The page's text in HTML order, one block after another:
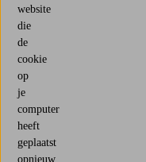
website
die
de
cookie
op
je
computer
heeft
geplaatst
opnieuw